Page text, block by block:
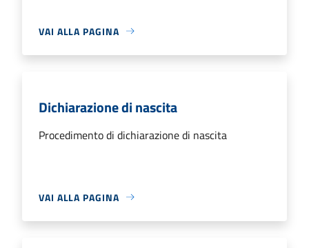
VAI ALLA PAGINA
Dichiarazione di nascita
Procedimento di dichiarazione di nascita
VAI ALLA PAGINA